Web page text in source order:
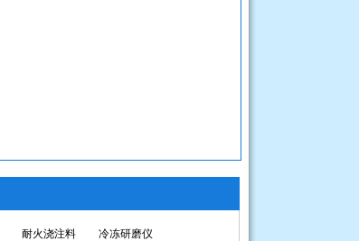
耐火浇注料 冷冻研磨仪